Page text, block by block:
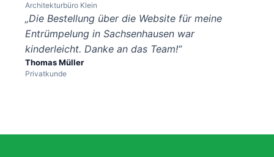
Architekturbüro Klein
„Die Bestellung über die Website für meine
Entrümpelung in Sachsenhausen war
kinderleicht. Danke an das Team!“
Thomas Müller
Privatkunde